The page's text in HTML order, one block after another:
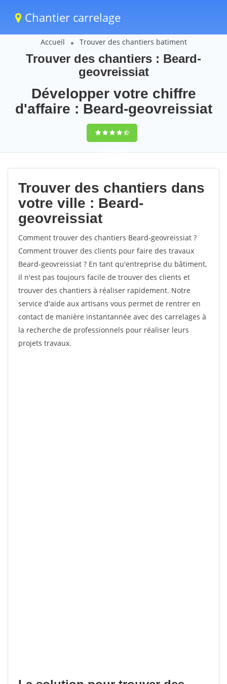
Chantier carrelage
Accueil Trouver des chantiers batiment
Trouver des chantiers : Beard-
geovreissiat
Développer votre chiffre
d'affaire : Beard-geovreissiat
9,5(100%)70
votes
Trouver des chantiers dans
votre ville : Beard-
geovreissiat
Comment trouver des chantiers Beard-geovreissiat ?
Comment trouver des clients pour faire des travaux
Beard-geovreissiat ? En tant qu'entreprise du bâtiment,
il n'est pas toujours facile de trouver des clients et
trouver des chantiers à réaliser rapidement. Notre
service d'aide aux artisans vous permet de rentrer en
contact de manière instantannée avec des carrelages à
la recherche de professionnels pour réaliser leurs
projets travaux.